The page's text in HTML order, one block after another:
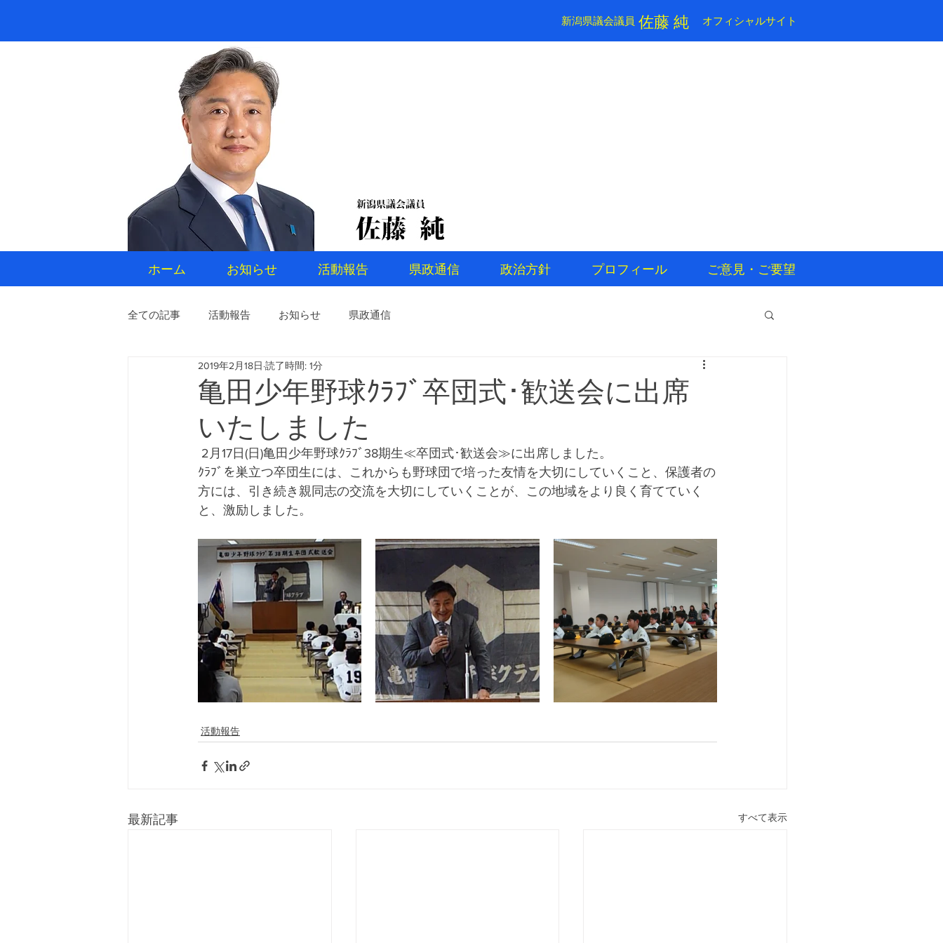
新潟県議会議員 ​佐藤 純 ​オフィシャルサイト
ホーム お知らせ 活動報告 県政通信 政治方針 プロフィール ご意見・ご要望
全ての記事 活動報告 お知らせ 県政通信
亀田少年野球ｸﾗﾌﾞ卒団式･歓送会に出席
いたしました
2019年2月18日 読了時間: 1分
2月17日(日)亀田少年野球ｸﾗﾌﾞ38期生≪卒団式･歓送会≫に出席しました。
ｸﾗﾌﾞを巣立つ卒団生には、これからも野球団で培った友情を大切にしていくこと、保護者の
方には、引き続き親同志の交流を大切にしていくことが、この地域をより良く育てていく
と、激励しました。
活動報告
最新記事 すべて表示